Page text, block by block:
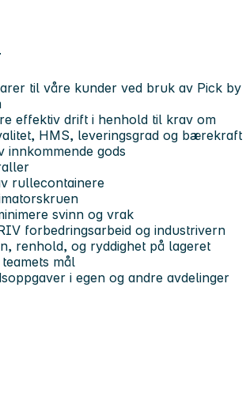
til våre kunder ved bruk av Pick by
effektiv drift i henhold til krav om
HMS, leveringsgrad og bærekraft
innkommende gods
rullecontainere
svinn og vrak
forbedringsarbeid og industrivern
renhold, og ryddighet på lageret
mål
i egen og andre avdelinger